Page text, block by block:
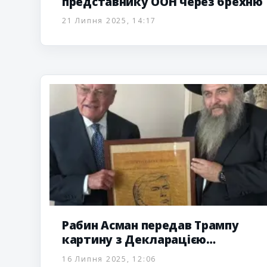
21 Липня 2025, 14:17
Рабин Асман передав Трампу
картину з Декларацією
незалежності США і портретом
16 Липня 2025, 12:06